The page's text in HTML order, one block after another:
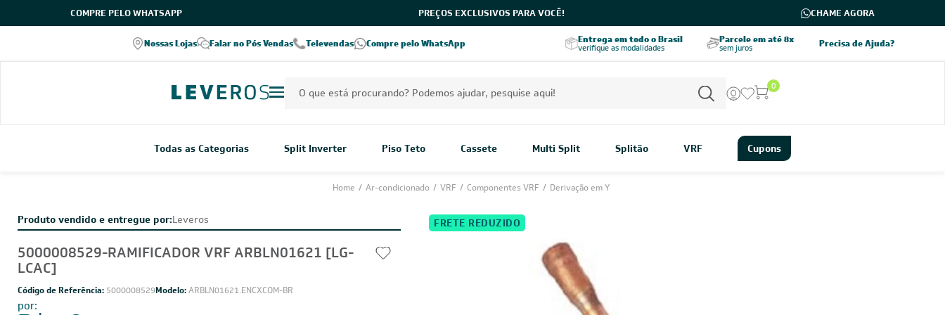
COMPRE PELO WHATSAPP PREÇOS EXCLUSIVOS PARA VOCÊ! CHAME AGORA
Nossas Lojas Falar no Pós Vendas Televendas Compre pelo WhatsApp Precisa de Ajuda?
Excelência no RA
Excelência no Reclame Aqui Seja parceiro Leveros Entrega em todo o Brasil
verifique as modalidades
Parcele em até 8x
sem juros
5% OFF no PIX
pagamento à vista
0
Todas as Categorias Split Inverter Piso Teto Cassete Multi Split Splitão VRF Cupons
Home / Ar-condicionado / VRF / Componentes VRF / Derivação em Y
Produto vendido e entregue por:Leveros
5000008529-RAMIFICADOR VRF ARBLN01621 [LG-
LCAC]
Código de Referência: 5000008529Modelo:ARBLN01621.ENCXCOM-BR
por:
FRETE REDUZIDO